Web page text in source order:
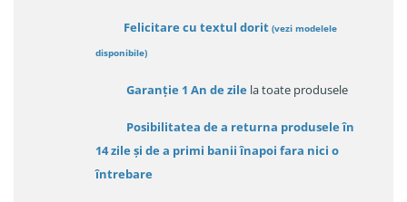
Felicitare cu textul dorit (vezi modelele
disponibile)
Garanție 1 An de zile la toate produsele
Posibilitatea de a returna produsele în
14 zileși de a primi banii înapoi fara nici o
întrebare